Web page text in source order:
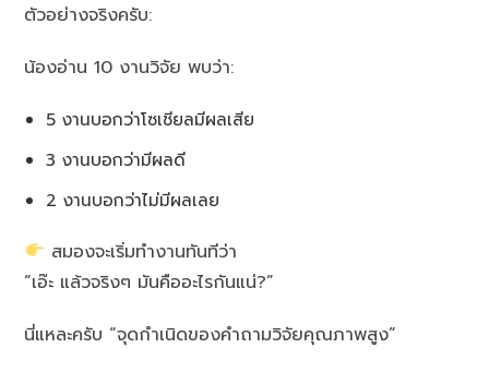
ตัวอย่างจริงครับ:
น้องอ่าน 10 งานวิจัย พบว่า:
5 งานบอกว่าโซเชียลมีผลเสีย
3 งานบอกว่ามีผลดี
2 งานบอกว่าไม่มีผลเลย
สมองจะเริ่มทำงานทันทีว่า
“เอ๊ะ แล้วจริงๆ มันคืออะไรกันแน่?”
นี่แหละครับ “จุดกำเนิดของคำถามวิจัยคุณภาพสูง”